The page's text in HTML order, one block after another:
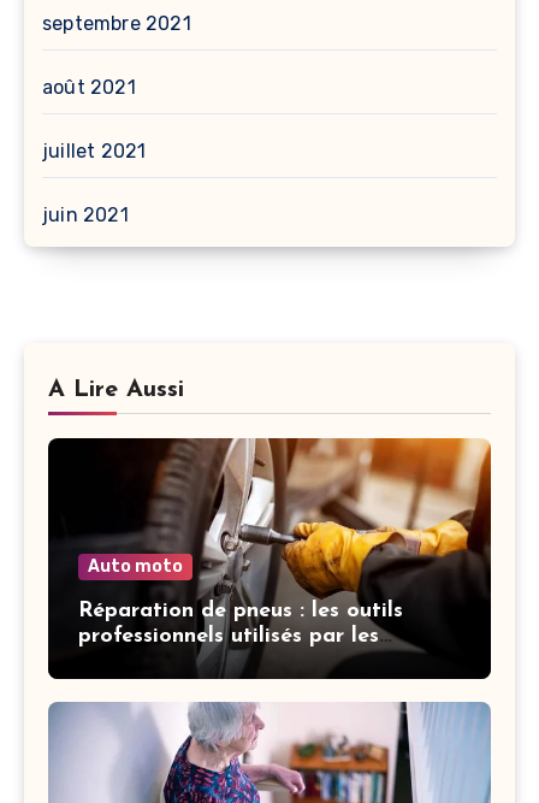
septembre 2021
août 2021
juillet 2021
juin 2021
A Lire Aussi
Auto moto
Réparation de pneus : les outils
professionnels utilisés par les